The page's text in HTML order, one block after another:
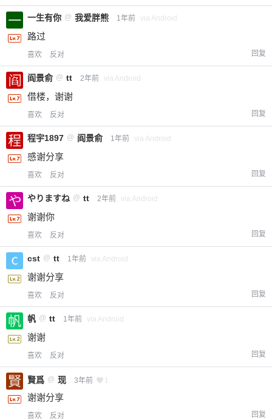
一生有你 @ 我爱胖熊 1年前 via Android
路过
喜欢 反对 回复
阎景俞 @ tt 2年前 via Android
借楼，谢谢
喜欢 反对 回复
程宇1897 @ 阎景俞 1年前 via Android
感谢分享
喜欢 反对 回复
やりますね @ tt 2年前 via Android
谢谢你
喜欢 反对 回复
cst @ tt 1年前 via Android
谢谢分享
喜欢 反对 回复
帆 @ tt 1年前 via Android
谢谢
喜欢 反对 回复
賢爲 @ 现 3年前 1
谢谢分享
喜欢 反对 回复